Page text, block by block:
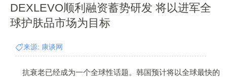
DEXLEVO顺利融资蓄势研发 将以进军全
球护肤品市场为目标
来源: 康谈网
抗衰老已经成为一个全球性话题。韩国预计将以全球最快的